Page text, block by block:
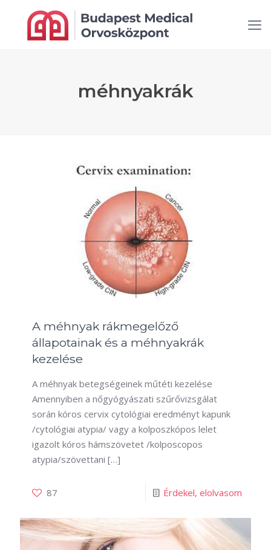
méhnyakrák
A méhnyak rákmegelőző
állapotainak és a méhnyakrák
kezelése
A méhnyak betegségeinek műtéti kezelése
Amennyiben a nőgyógyászati szűrővizsgálat
során kóros cervix cytológiai eredményt kapunk
/cytológiai atypia/ vagy a kolposzkópos lelet
igazolt kóros hámszövetet /kolposcopos
atypia/szövettani […]
87 Érdekel, elolvasom